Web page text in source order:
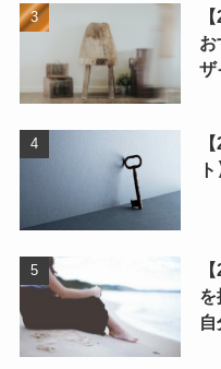
お
ザ
を